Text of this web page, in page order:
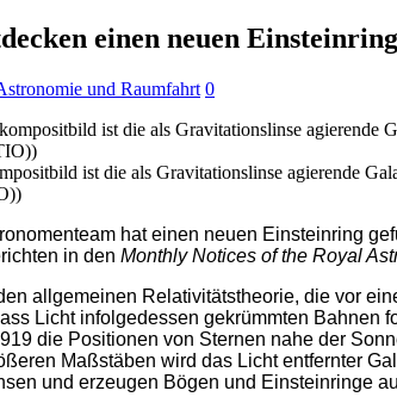
einen neuen Einsteinring
und Raumfahrt 0
ist die als Gravitationslinse agierende
hat einen neuen Einsteinring
in den Monthly Notices of the Royal
allgemeinen Relativitätstheorie, die vor
Licht infolgedessen gekrümmten Bahnen
die Positionen von Sternen nahe der
Maßstäben wird das Licht entfernter
und erzeugen Bögen und Einsteinringe